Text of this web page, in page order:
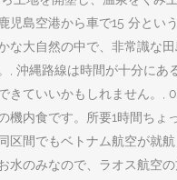
児島空港から車で15 分とい
な大自然の中で、非常識な
, 沖縄路線は時間が十分にあ
きていいかもしれません。,
機内食です。所要1時間ちょ
区間でもベトナム航空が就
水のみなので、ラオス航空